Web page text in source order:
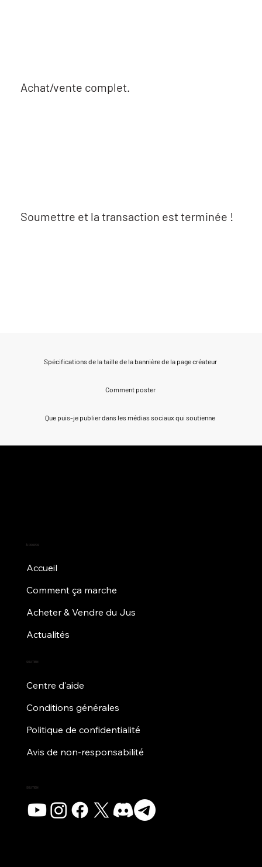
Achat/vente complet.
Soumettre et la transaction est terminée !
Spécifications de la taille de la bannière de la page créateur
Comment poster
Que puis-je publier dans les médias sociaux qui soutienne
SOUTIEN
Centre d'aide
Conditions générales
Politique de confidentialité
Avis de non-responsabilité
À PROPOS
Accueil
Comment ça marche
Acheter & Vendre du Jus
Actualités
SOUTIEN